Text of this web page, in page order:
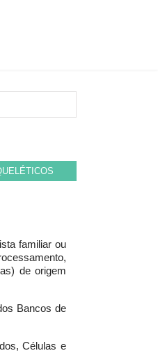
familiar ou
de origem
Bancos de
Células e